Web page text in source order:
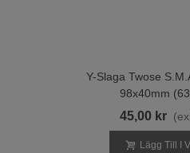
Y-Slaga Twose
98x40mm
45,00 kr
Lägg Till I